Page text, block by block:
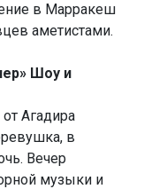
в Марракеш
аметистами.
Шоу и
Агадира
в
Вечер
музыки и